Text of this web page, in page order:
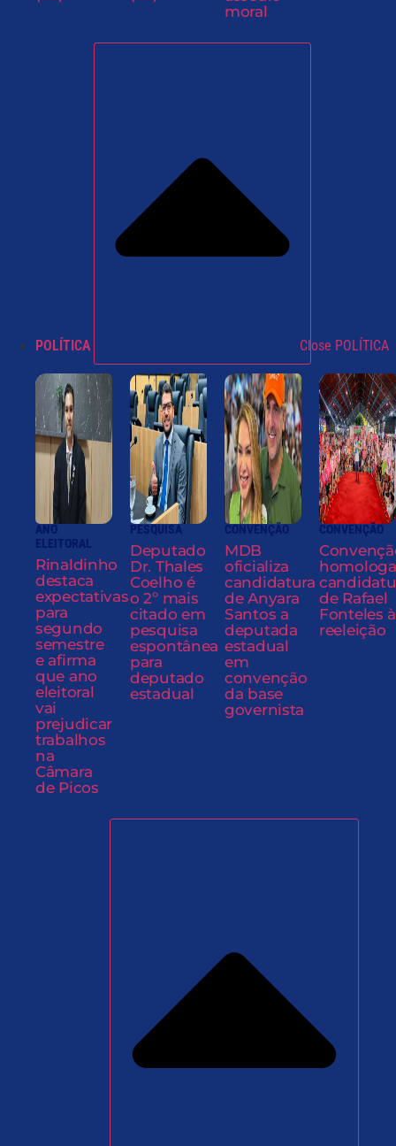
moral
POLÍTICA Close POLÍTICA
ANO
ELEITORAL
Rinaldinho
destaca
expectativas
para
segundo
semestre
e afirma
que ano
eleitoral
vai
prejudicar
trabalhos
na
Câmara
de Picos
PESQUISA
Deputado
Dr. Thales
Coelho é
o 2º mais
citado em
pesquisa
espontânea
para
deputado
estadual
CONVENÇÃO
MDB
oficializa
candidatura
de Anyara
Santos a
deputada
estadual
em
convenção
da base
governista
CONVENÇÃO
homologa
de Rafael
Fonteles à
reeleição